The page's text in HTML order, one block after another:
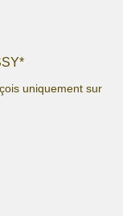
uniquement sur